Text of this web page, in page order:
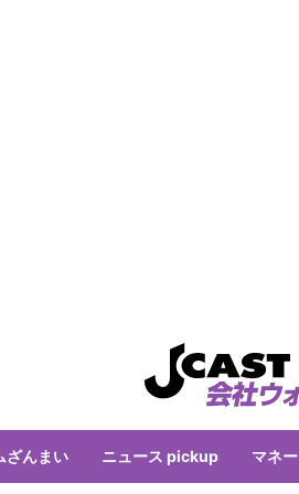
ざんまい ニュース pickup マネー